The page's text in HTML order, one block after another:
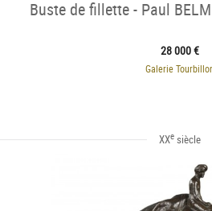
Buste de fillette - Paul
28 000 €
Galerie
XXe siècle